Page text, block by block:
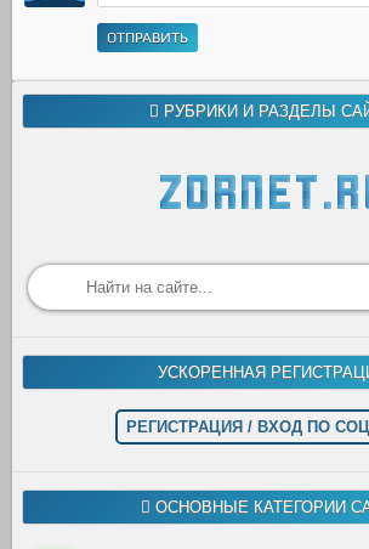
ОТПРАВИТЬ
РУБРИКИ И РАЗДЕЛЫ
УСКОРЕННАЯ
РЕГИСТРАЦИЯ / ВХОД ПО
ОСНОВНЫЕ КАТЕГОРИИ